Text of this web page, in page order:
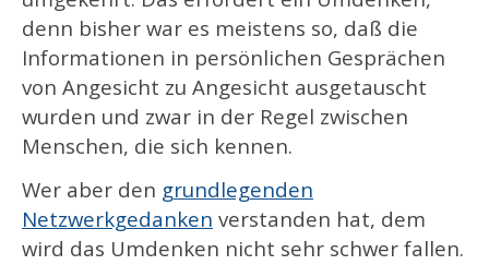
denn bisher war es meistens so, daß die
Informationen in persönlichen Gesprächen
von Angesicht zu Angesicht ausgetauscht
wurden und zwar in der Regel zwischen
Menschen, die sich kennen.
Wer aber den grundlegenden
Netzwerkgedanken verstanden hat, dem
wird das Umdenken nicht sehr schwer fallen.